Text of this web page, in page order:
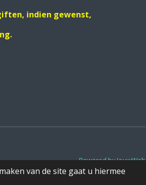
van de site gaat u hiermee
indien gewenst,
Powered byJouwWeb